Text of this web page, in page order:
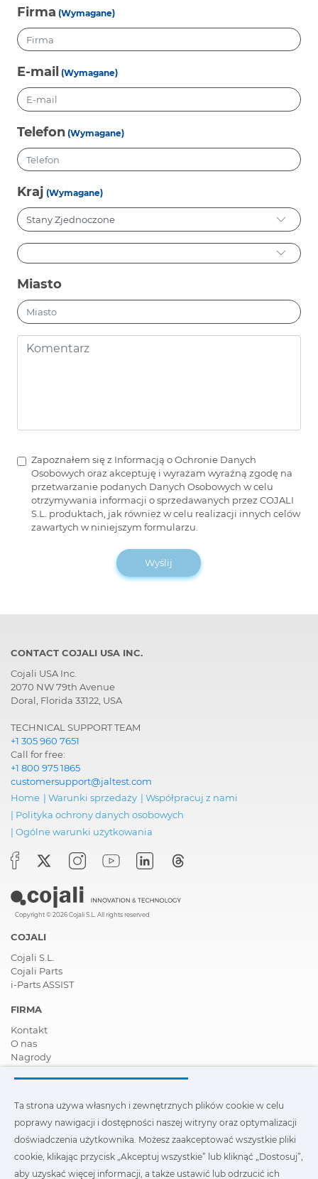
Firma (Wymagane)
E-mail (Wymagane)
Telefon (Wymagane)
Kraj (Wymagane)
Miasto
Zapoznałem się z Informacją o Ochronie Danych
Osobowych oraz akceptuję i wyrażam wyraźną zgodę na
przetwarzanie podanych Danych Osobowych w celu
otrzymywania informacji o sprzedawanych przez COJALI
S.L. produktach, jak również w celu realizacji innych celów
zawartych w niniejszym formularzu.
Wyślij
CONTACT COJALI USA INC.
Cojali USA Inc.
2070 NW 79th Avenue
Doral, Florida 33122, USA
TECHNICAL SUPPORT TEAM
+1 305 960 7651
Call for free:
+1 800 975 1865
customersupport@jaltest.com
Home | Warunki sprzedaży | Współpracuj z nami
| Polityka ochrony danych osobowych
| Ogólne warunki użytkowania
Copyright © 2026 Cojali S.L. All rights reserved
COJALI
Cojali S.L.
Cojali Parts
i-Parts ASSIST
FIRMA
Kontakt
O nas
Nagrody
Certyfikaty
Aktualności
Film
FAQ - Najczęściej zadawane pytania
Ta strona wykorzystuje nasze własne i zewnętrzne pliki cookie,
aby poprawić nawigację i dostępność naszej witryny oraz
Ta strona używa własnych i zewnętrznych plików cookie w celu
poprawy nawigacji i dostępności naszej witryny oraz optymalizacji
doświadczenia użytkownika. Możesz zaakceptować wszystkie pliki
cookie, klikając przycisk „Akceptuj wszystkie” lub kliknąć „Dostosuj”,
aby uzyskać więcej informacji, a także ustawić lub odrzucić ich